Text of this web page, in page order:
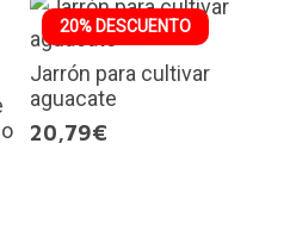
20% DESCUENTO
Jarrón para cultivar
aguacate
20,79€